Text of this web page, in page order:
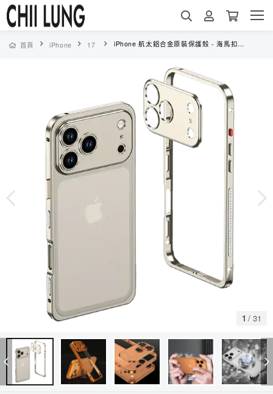
首頁 iPhone 17 iPhone 航太鋁合金原裝保護殼 - 海馬扣邊框 + 裸機質感 + 防摔邊框＋獨立鏡頭保護框（6523）
1 / 31